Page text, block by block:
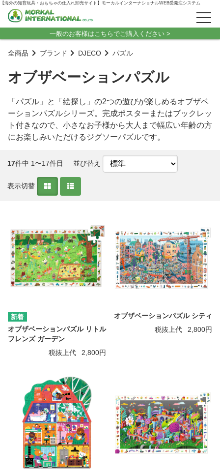
【海外の知育玩具・おもちゃの仕入れ卸売サイト】モーカルインターナショナルWEB受発注システム
一般のお客様はこちらでご購入ください >
全商品 ブランド DJECO パズル
オブザベーションパズル
「パズル」と「絵探し」の2つの遊びが楽しめるオブザベ
ーションパズルシリーズ。完成ポスターまたはブックレッ
ト付きなので、小さなお子様から大人まで幅広い年齢の方
にお楽しみいただけるジグソーパズルです。
17件中 1〜17件目 並び替え
表示切替
オブザベーションパズル リトル
フレンズ ガーデン
税抜上代
2,800円
オブザベーションパズル シティ
税抜上代
2,800円